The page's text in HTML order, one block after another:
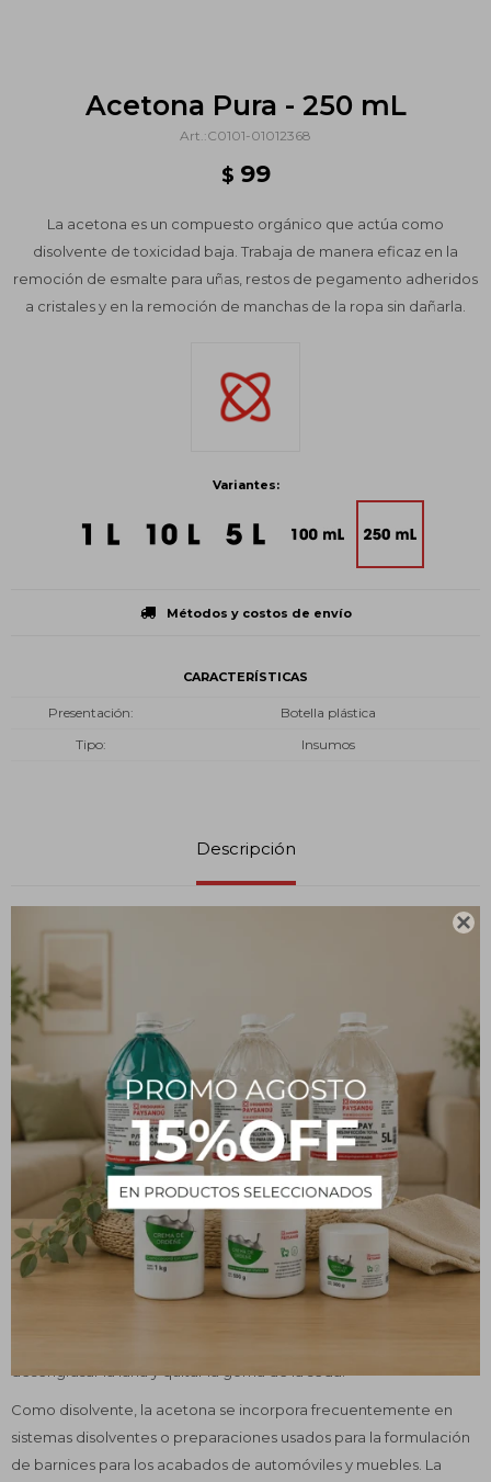

Acetona Pura - 250 mL
C0101-01012368
$ 99
La acetona es un compuesto orgánico que actúa como
disolvente de toxicidad baja. Trabaja de manera eficaz en la
remoción de esmalte para uñas, restos de pegamento adheridos
a cristales y en la remoción de manchas de la ropa sin dañarla.
Variantes:
Métodos y costos de envío
CARACTERÍSTICAS
Presentación
Botella plástica
Tipo
Insumos
Descripción
La acetona, un líquido incoloro, es un disolvente usado en la
fabricación de plásticos y otros productos industriales. La acetona
también puede usarse en cantidades limitadas en productos para
la casa, entre cosméticos y productos de cuidado personal,
donde su aplicación más frecuente sería en la formulación de
quitaesmalte para uñas.
Usos y beneficios
La acetona puede mezclarse fácilmente con agua y se evapora
rápidamente en el aire. Es un ingrediente principal en muchos
quitaesmaltes para uñas. Desintegra el esmalte para uñas y facilita
su retiro con un hisopo o trozo de algodón.
Como disolvente, la acetona se incorpora frecuentemente en
sistemas disolventes o preparaciones usados para la formulación
de barnices para los acabados de automóviles y muebles. La